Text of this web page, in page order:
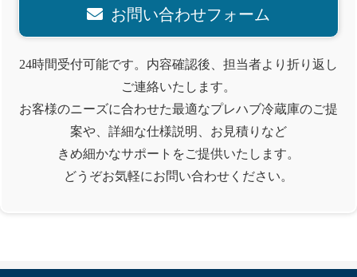
お問い合わせフォーム
24時間受付可能です。内容確認後、担当者より折り返し
ご連絡いたします。
お客様のニーズに合わせた最適なプレハブ冷蔵庫のご提
案や、詳細な仕様説明、お見積りなど
きめ細かなサポートをご提供いたします。
どうぞお気軽にお問い合わせください。